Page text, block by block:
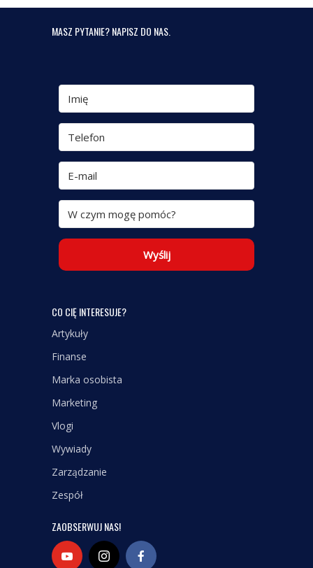
MASZ PYTANIE? NAPISZ DO NAS.
Wyślij
CO CIĘ INTERESUJE?
Artykuły
Finanse
Marka osobista
Marketing
Vlogi
Wywiady
Zarządzanie
Zespół
ZAOBSERWUJ NAS!